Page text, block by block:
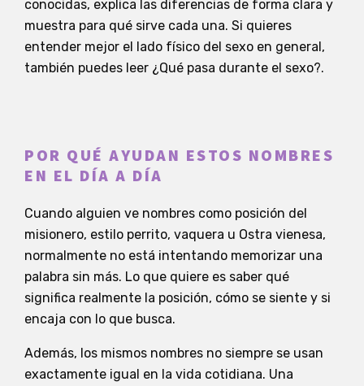
conocidas, explica las diferencias de forma clara y
muestra para qué sirve cada una. Si quieres
entender mejor el lado físico del sexo en general,
también puedes leer ¿Qué pasa durante el sexo?.
POR QUÉ AYUDAN ESTOS NOMBRES
EN EL DÍA A DÍA
Cuando alguien ve nombres como posición del
misionero, estilo perrito, vaquera u Ostra vienesa,
normalmente no está intentando memorizar una
palabra sin más. Lo que quiere es saber qué
significa realmente la posición, cómo se siente y si
encaja con lo que busca.
Además, los mismos nombres no siempre se usan
exactamente igual en la vida cotidiana. Una